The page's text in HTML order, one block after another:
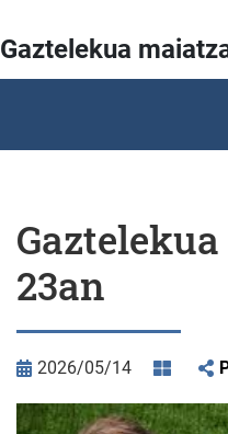
Gaztelekua
23an
2026/05/14